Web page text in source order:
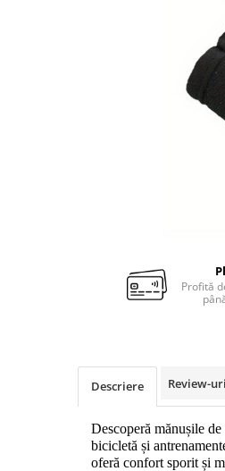
Profită
Descriere Review-uri
Descoperă mănușile
bicicletă și
oferă confort sporit și